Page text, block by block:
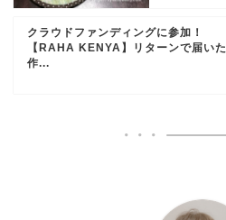
クラウドファンディングに参加！
【RAHA KENYA】リターンで届いた
作...